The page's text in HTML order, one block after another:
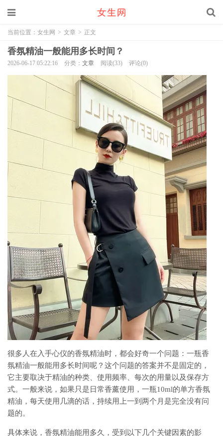
当前位置： 女生网 > 文章 > 正文
香氛精油一般能用多长时间？
2026-06-17 05:22:16 分类： 文章 阅读(33) 评论(0)
很多人在入手心仪的香氛精油时，都会好奇一个问题：一瓶香
氛精油一般能用多长时间呢？这个问题的答案并不是固定的，
它主要取决于精油的种类、使用频率、每次的用量以及保存方
式。一般来说，如果只是日常香薰使用，一瓶10ml的单方香氛
精油，每天使用几滴的话，持续用上一到两个月是完全没有问
题的。
具体来说，香氛精油能用多久，受到以下几个关键因素的影